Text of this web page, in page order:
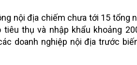
nội địa chiếm chưa tới 15 tổng
thụ và nhập khẩu khoảng
doanh nghiệp nội địa trước